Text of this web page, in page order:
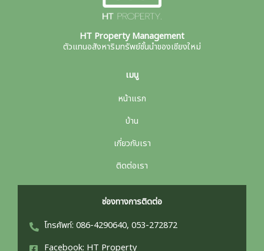
HT Property Management
ตัวแทนอสังหาริมทรัพย์ชั้นนำของเชียงใหม่
เมนู
หน้าแรก
บ้าน
เกี่ยวกับเรา
ติดต่อเรา
ช่องทางการติดต่อ
โทรศัพท์: 086-4290640, 053-272872
Facebook: HT Property